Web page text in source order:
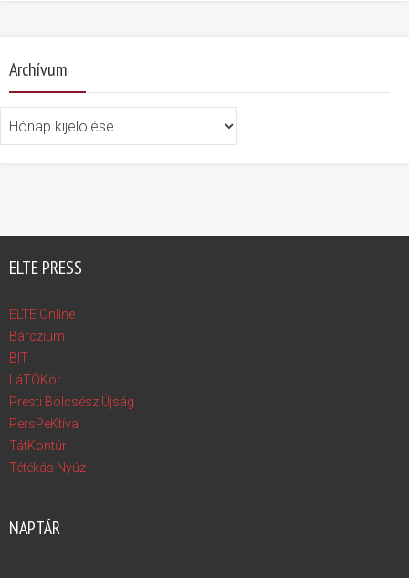
Archívum
Archívum
ELTE PRESS
ELTE Online
Bárczium
BIT
LáTÓKör
Presti Bölcsész Újság
PersPeKtíva
TátKontúr
Tétékás Nyúz
NAPTÁR